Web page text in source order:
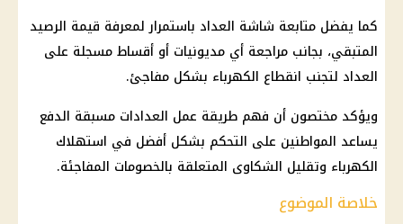
كما يفضل متابعة شاشة العداد باستمرار لمعرفة قيمة الرصيد
المتبقي، بجانب مراجعة أي مديونيات أو أقساط مسجلة على
العداد لتجنب انقطاع الكهرباء بشكل مفاجئ.
ويؤكد مختصون أن فهم طريقة عمل العدادات مسبقة الدفع
يساعد المواطنين على التحكم بشكل أفضل في استهلاك
الكهرباء وتقليل الشكاوى المتعلقة بالخصومات المفاجئة.
خلاصة الموضوع